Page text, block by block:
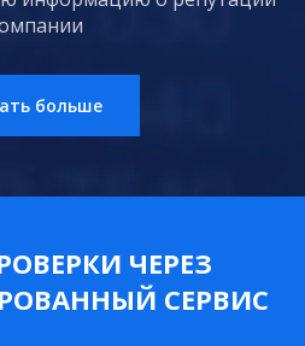
больше
ЧЕРЕЗ
СЕРВИС